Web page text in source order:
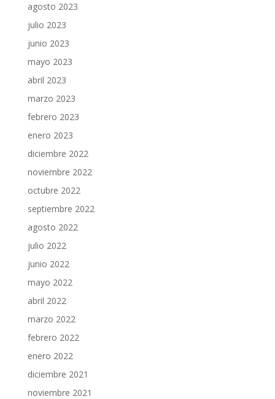
agosto 2023
julio 2023
junio 2023
mayo 2023
abril 2023
marzo 2023
febrero 2023
enero 2023
diciembre 2022
noviembre 2022
octubre 2022
septiembre 2022
agosto 2022
julio 2022
junio 2022
mayo 2022
abril 2022
marzo 2022
febrero 2022
enero 2022
diciembre 2021
noviembre 2021